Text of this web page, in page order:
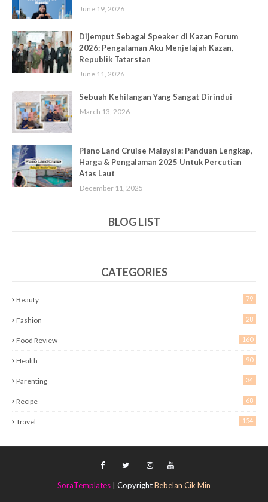
June 19, 2026
Dijemput Sebagai Speaker di Kazan Forum
2026: Pengalaman Aku Menjelajah Kazan,
Republik Tatarstan
June 11, 2026
Sebuah Kehilangan Yang Sangat Dirindui
March 13, 2026
Piano Land Cruise Malaysia: Panduan Lengkap,
Harga & Pengalaman 2025 Untuk Percutian
Atas Laut
December 11, 2025
BLOG LIST
CATEGORIES
Beauty 79
Fashion 28
Food Review 160
Health 90
Parenting 34
Recipe 68
Travel 154
SoraTemplates | CopyrightBebelan Cik Min